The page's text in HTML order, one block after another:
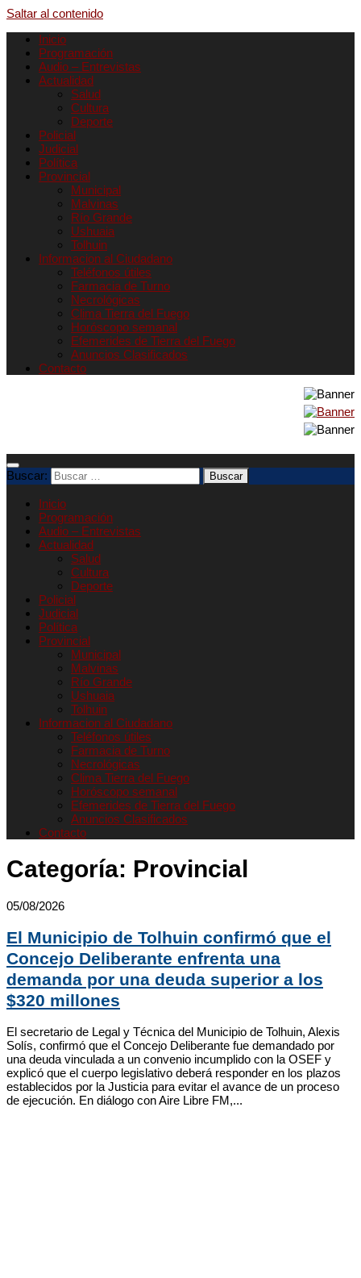
Saltar al contenido
Inicio
Programación
Audio – Entrevistas
Actualidad
Salud
Cultura
Deporte
Policial
Judicial
Política
Provincial
Municipal
Malvinas
Río Grande
Ushuaia
Tolhuin
Informacion al Ciudadano
Teléfonos útiles
Farmacia de Turno
Necrológicas
Clima Tierra del Fuego
Horóscopo semanal
Efemerides de Tierra del Fuego
Anuncios Clasificados
Contacto
Buscar:
Inicio
Programación
Audio – Entrevistas
Actualidad
Salud
Cultura
Deporte
Policial
Judicial
Política
Provincial
Municipal
Malvinas
Río Grande
Ushuaia
Tolhuin
Informacion al Ciudadano
Teléfonos útiles
Farmacia de Turno
Necrológicas
Clima Tierra del Fuego
Horóscopo semanal
Efemerides de Tierra del Fuego
Anuncios Clasificados
Contacto
Categoría: Provincial
05/08/2026
El Municipio de Tolhuin confirmó que el
Concejo Deliberante enfrenta una
demanda por una deuda superior a los
$320 millones
El secretario de Legal y Técnica del Municipio de Tolhuin, Alexis
Solís, confirmó que el Concejo Deliberante fue demandado por
una deuda vinculada a un convenio incumplido con la OSEF y
explicó que el cuerpo legislativo deberá responder en los plazos
establecidos por la Justicia para evitar el avance de un proceso
de ejecución. En diálogo con Aire Libre FM,...